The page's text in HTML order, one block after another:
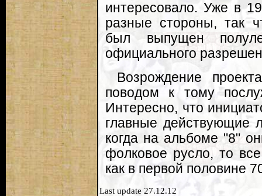
интересовало. Уже в
разные стороны, так
был выпущен
официального
Возрождение
поводом к тому
Интересно, что
главные действующие
когда на альбоме "8"
фолковое русло, то
как в первой половине
Last update 27.12.12